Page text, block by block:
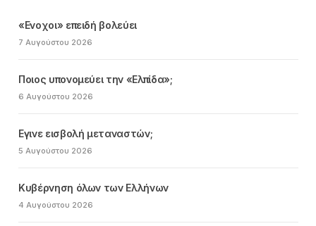
«Ενοχοι» επειδή βολεύει
7 Αυγούστου 2026
Ποιος υπονομεύει την «Ελπίδα»;
6 Αυγούστου 2026
Εγινε εισβολή μεταναστών;
5 Αυγούστου 2026
Κυβέρνηση όλων των Ελλήνων
4 Αυγούστου 2026